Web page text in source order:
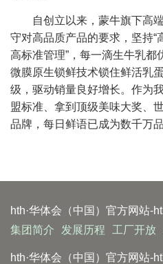
自创立以来，蒙牛旗下高
守对高品质产品的要求，坚持“
高标准管理”，每一滴生牛乳都
微膜原生锁鲜技术锁住鲜活乳
级，驱动销量良好增长。作为
盟标准、拿到顶级美味大奖、
品牌，每日鲜语已成为数千万
hth·华体会（中国）官方网站-
集团简介
发展历程 工厂开放
hth·华体会（中国）官方网站-